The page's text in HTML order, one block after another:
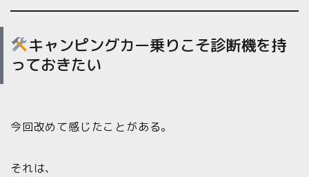
キャンピングカー乗りこそ診断機を持
っておきたい
今回改めて感じたことがある。
それは、